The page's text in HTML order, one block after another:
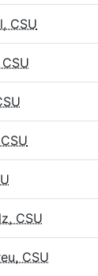
CSU
CSU
CSU